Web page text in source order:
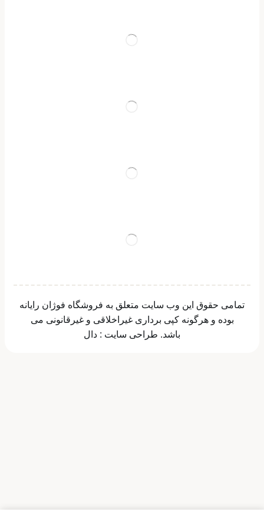
تمامی حقوق این وب سایت متعلق به فروشگاه فوژان رایانه
بوده و هرگونه کپی برداری غیراخلاقی و غیرقانونی می
باشد. طراحی سایت : دال